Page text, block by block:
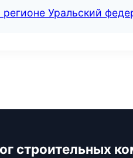
Уральский
строительных